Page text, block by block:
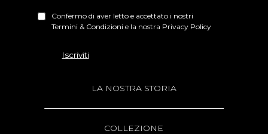
Confermo di aver letto e accettato i nostri
Termini & Condizioni e la nostra Privacy Policy
LA NOSTRA STORIA
COLLEZIONE